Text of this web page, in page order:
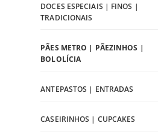
DOCES ESPECIAIS | FINOS |
TRADICIONAIS
PÃES METRO | PÃEZINHOS |
BOLOLÍCIA
ANTEPASTOS | ENTRADAS
CASEIRINHOS | CUPCAKES